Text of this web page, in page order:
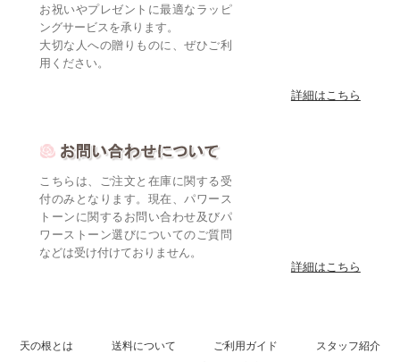
お祝いやプレゼントに最適なラッピ
ングサービスを承ります。
大切な人への贈りものに、ぜひご利
用ください。
詳細はこちら
こちらは、ご注文と在庫に関する受
付のみとなります。現在、パワース
トーンに関するお問い合わせ及びパ
ワーストーン選びについてのご質問
などは受け付けておりません。
詳細はこちら
天の根とは 送料について ご利用ガイド
スタッフ紹介